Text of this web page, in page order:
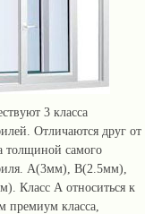
3 класса
Отличаются друг от
толщиной самого
A(3мм), B(2.5мм),
Класс А относиться к
премиум класса,